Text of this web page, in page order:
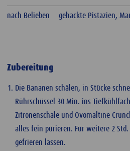
nach Belieben gehackte Pistazien,
Zubereitung
Die Bananen schälen, in Stücke
Rührschüssel 30 Min. ins
Zitronenschale und Ovomaltine
alles fein pürieren. Für weitere 2
gefrieren lassen.